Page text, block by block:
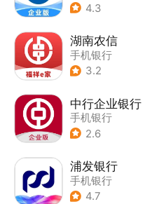
4.3
湖南农信
手机银行
3.2
中行企业银行
手机银行
2.6
浦发银行
手机银行
4.7